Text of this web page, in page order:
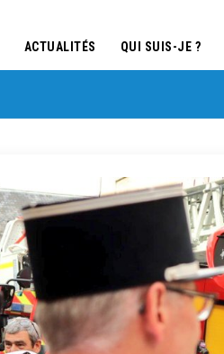
ACTUALITÉS QUI SUIS-JE ?